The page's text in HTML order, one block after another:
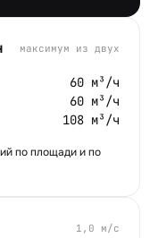
максимум из двух
60 м³/ч
60 м³/ч
108 м³/ч
по площади и по
1,0 м/с